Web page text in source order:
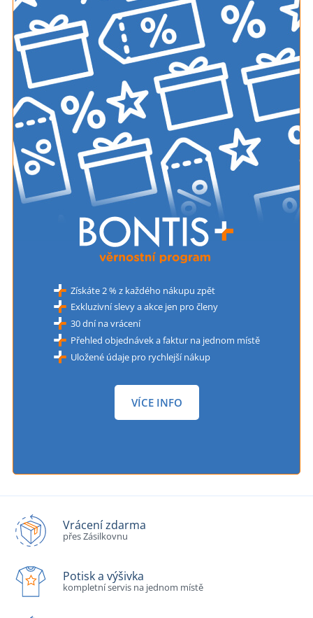
Získáte 2 % z každého nákupu zpět
Exkluzivní slevy a akce jen pro členy
30 dní na vrácení
Přehled objednávek a faktur na jednom místě
Uložené údaje pro rychlejší nákup
VÍCE INFO
Vrácení zdarma
přes Zásilkovnu
Potisk a výšivka
kompletní servis na jednom místě